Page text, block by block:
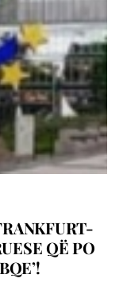
QË PO